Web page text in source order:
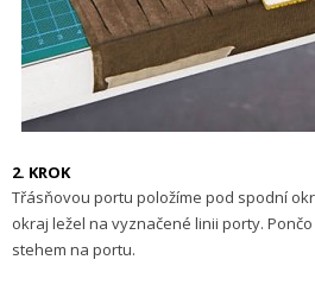
2. KROK
Třásňovou portu položíme pod spodní
okraj ležel na vyznačené linii porty.
stehem na portu.